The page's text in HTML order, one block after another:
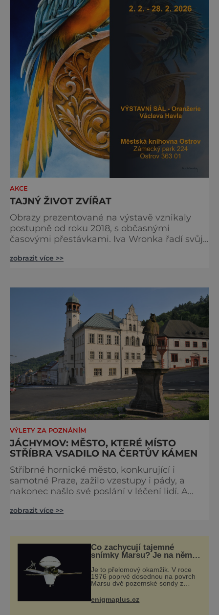
AKCE
TAJNÝ ŽIVOT ZVÍŘAT
Obrazy prezentované na výstavě vznikaly
postupně od roku 2018, s občasnými
časovými přestávkami. Iva Wronka řadí svůj
v sobě propojuje filozofii, fantazii, hravost i
nejsvobodnější a nikomu se n
zobrazit více >>
VÝLETY ZA POZNÁNÍM
JÁCHYMOV: MĚSTO, KTERÉ MÍSTO
STŘÍBRA VSADILO NA ČERTŮV KÁMEN
Stříbrné hornické město, konkurující i
samotné Praze, zažilo vzestupy i pády, a
nakonec našlo své poslání v léčení lidí. A
zanechalo něco, co i po staletích můžeme
v údolí na místě zaniklé osady Konradsgrün
založí nové město, měl pro to jasný důvod.
Naleziště stříbra v okolí se zdá
zobrazit více >>
Co zachycují tajemné
snímky Marsu? Je na něm
Je to přelomový okamžik. V roce
1976 poprvé dosednou na povrch
Marsu dvě pozemské sondy z
Viking, které jsou schopny pořídit
fotografie záhadami opředené rudé
enigmaplus.cz